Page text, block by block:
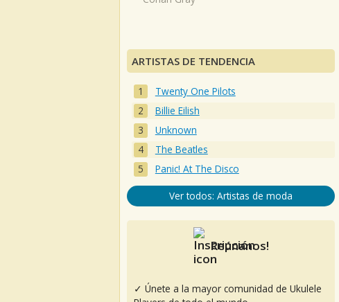
ARTISTAS DE TENDENCIA
Twenty One Pilots
Billie Eilish
Unknown
The Beatles
Panic! At The Disco
Ver todos: Artistas de moda
Reúnanos!
✓ Únete a la mayor comunidad de Ukulele